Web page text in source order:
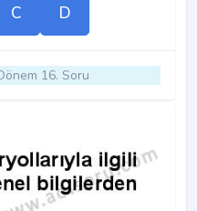
C D
16. Soru